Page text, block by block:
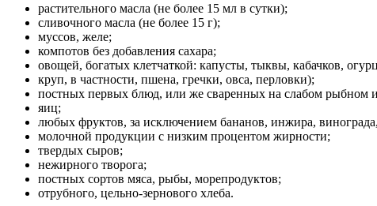
растительного масла (не более 15 мл в сутки);
сливочного масла (не более 15 г);
муссов, желе;
компотов без добавления сахара;
овощей, богатых клетчаткой: капусты, тыквы, кабачков,
круп, в частности, пшена, гречки, овса, перловки);
постных первых блюд, или же сваренных на слабом рыбном
яиц;
любых фруктов, за исключением бананов, инжира,
молочной продукции с низким процентом жирности;
твердых сыров;
нежирного творога;
постных сортов мяса, рыбы, морепродуктов;
отрубного, цельно-зернового хлеба.